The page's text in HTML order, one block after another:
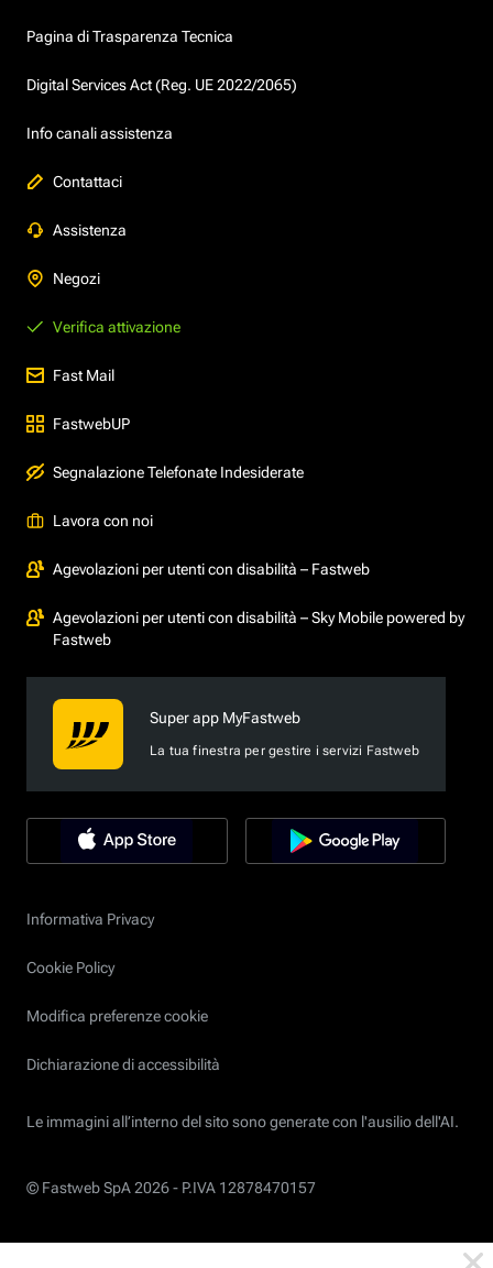
Pagina di Trasparenza Tecnica
Digital Services Act (Reg. UE 2022/2065)
Info canali assistenza
Contattaci
Assistenza
Negozi
Verifica attivazione
Fast Mail
FastwebUP
Segnalazione Telefonate Indesiderate
Lavora con noi
Agevolazioni per utenti con disabilità – Fastweb
Agevolazioni per utenti con disabilità – Sky Mobile powered by
Fastweb
Super app MyFastweb
La tua finestra per gestire i servizi Fastweb
Informativa Privacy
Cookie Policy
Modifica preferenze cookie
Dichiarazione di accessibilità
Le immagini all’interno del sito sono generate con l'ausilio dell'AI.
© Fastweb SpA 2026 - P.IVA 12878470157